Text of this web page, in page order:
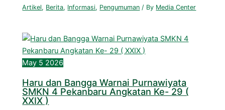
Artikel, Berita, Informasi, Pengumuman / By Media Center
May 5 2026
Haru dan Bangga Warnai Purnawiyata
SMKN 4 Pekanbaru Angkatan Ke- 29 (
XXIX )